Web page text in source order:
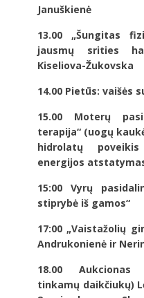
Januškienė
13.00 „Šungitas
jausmų srities
Kiseliova-Žukovska
14.00 Pietūs: vaišės
15.00 Moterų
terapija“ (uogų
hidrolatų
energijos
15:00 Vyrų
stiprybė iš gamos“
17:00 „Vaistažolių
Andrukonienė ir
18.00 Aukcionas
tinkamų daikčiukų)